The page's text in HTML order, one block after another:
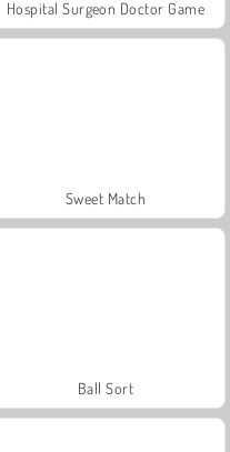
Hospital Surgeon Doctor Game
Sweet Match
Ball Sort